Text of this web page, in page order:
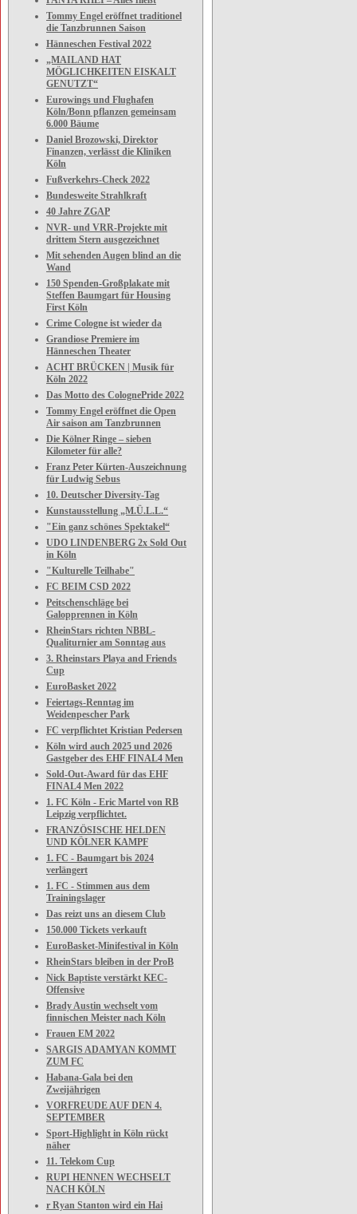
Tommy Engel eröffnet traditionel
die Tanzbrunnen Saison
Hänneschen Festival 2022
„MAILAND HAT
MÖGLICHKEITEN EISKALT
GENUTZT“
Eurowings und Flughafen
Köln/Bonn pflanzen gemeinsam
6.000 Bäume
Daniel Brozowski, Direktor
Finanzen, verlässt die Kliniken
Köln
Fußverkehrs-Check 2022
Bundesweite Strahlkraft
40 Jahre ZGAP
NVR- und VRR-Projekte mit
drittem Stern ausgezeichnet
Mit sehenden Augen blind an die
Wand
150 Spenden-Großplakate mit
Steffen Baumgart für Housing
First Köln
Crime Cologne ist wieder da
Grandiose Premiere im
Hänneschen Theater
ACHT BRÜCKEN | Musik für
Köln 2022
Das Motto des ColognePride 2022
Tommy Engel eröffnet die Open
Air saison am Tanzbrunnen
Die Kölner Ringe – sieben
Kilometer für alle?
Franz Peter Kürten-Auszeichnung
für Ludwig Sebus
10. Deutscher Diversity-Tag
Kunstausstellung „M.Ü.L.L.“
"Ein ganz schönes Spektakel“
UDO LINDENBERG 2x Sold Out
in Köln
"Kulturelle Teilhabe"
FC BEIM CSD 2022
Peitschenschläge bei
Galopprennen in Köln
RheinStars richten NBBL-
Qualiturnier am Sonntag aus
3. Rheinstars Playa and Friends
Cup
EuroBasket 2022
Feiertags-Renntag im
Weidenpescher Park
FC verpflichtet Kristian Pedersen
Köln wird auch 2025 und 2026
Gastgeber des EHF FINAL4 Men
Sold-Out-Award für das EHF
FINAL4 Men 2022
1. FC Köln - Eric Martel von RB
Leipzig verpflichtet.
FRANZÖSISCHE HELDEN
UND KÖLNER KAMPF
1. FC - Baumgart bis 2024
verlängert
1. FC - Stimmen aus dem
Trainingslager
Das reizt uns an diesem Club
150.000 Tickets verkauft
EuroBasket-Minifestival in Köln
RheinStars bleiben in der ProB
Nick Baptiste verstärkt KEC-
Offensive
Brady Austin wechselt vom
finnischen Meister nach Köln
Frauen EM 2022
SARGIS ADAMYAN KOMMT
ZUM FC
Habana-Gala bei den
Zweijährigen
VORFREUDE AUF DEN 4.
SEPTEMBER
Sport-Highlight in Köln rückt
näher
11. Telekom Cup
RUPI HENNEN WECHSELT
NACH KÖLN
r Ryan Stanton wird ein Hai